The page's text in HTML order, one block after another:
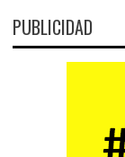
PUBLICIDAD